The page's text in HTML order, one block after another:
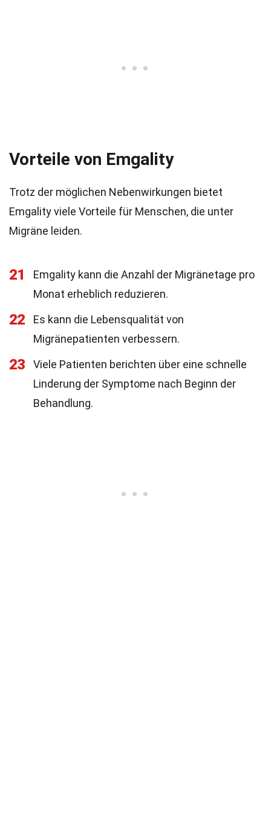
Vorteile von Emgality
Trotz der möglichen Nebenwirkungen bietet
Emgality viele Vorteile für Menschen, die unter
Migräne leiden.
21
Emgality kann die Anzahl der Migränetage pro
Monat erheblich reduzieren.
22
Es kann die Lebensqualität von
Migränepatienten verbessern.
23
Viele Patienten berichten über eine schnelle
Linderung der Symptome nach Beginn der
Behandlung.